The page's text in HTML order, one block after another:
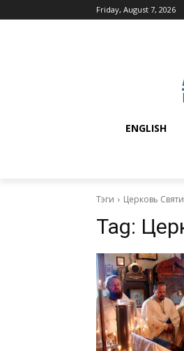
Friday, August 7, 2026
ENGLISH
Тэги Церковь
Tag: